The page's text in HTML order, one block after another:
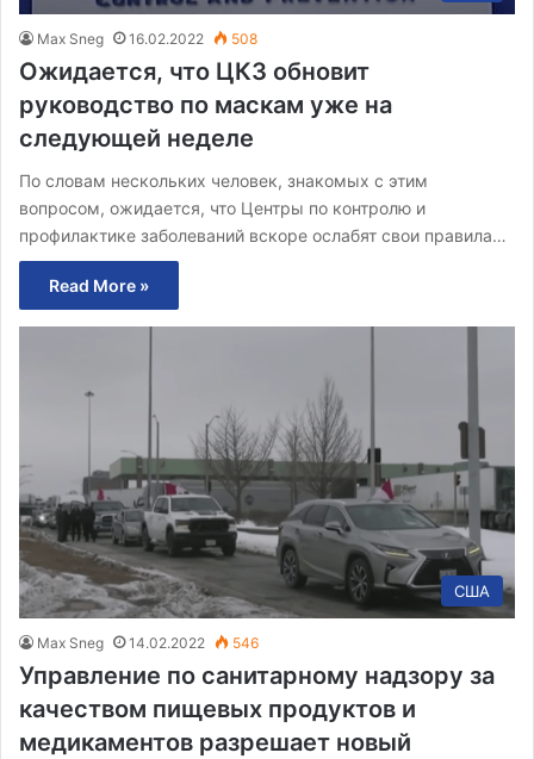
Max Sneg 16.02.2022 508
Ожидается, что ЦКЗ обновит
руководство по маскам уже на
следующей неделе
По словам нескольких человек, знакомых с этим
вопросом, ожидается, что Центры по контролю и
профилактике заболеваний вскоре ослабят свои правила…
Read More »
США
Max Sneg 14.02.2022 546
Управление по санитарному надзору за
качеством пищевых продуктов и
медикаментов разрешает новый